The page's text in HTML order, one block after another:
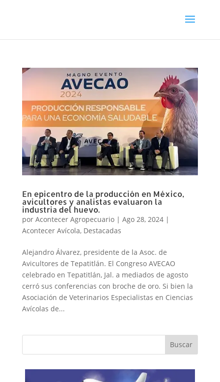
En epicentro de la producción en México,
avicultores y analistas evaluaron la
industria del huevo.
por Acontecer Agropecuario| Ago 28, 2024|
Acontecer Avícola, Destacadas
Alejandro Álvarez, presidente de la Asoc. de
Avicultores de Tepatitlán. El Congreso AVECAO
celebrado en Tepatitlán, Jal. a mediados de agosto
cerró sus conferencias con broche de oro. Si bien la
Asociación de Veterinarios Especialistas en Ciencias
Avícolas de...
Buscar